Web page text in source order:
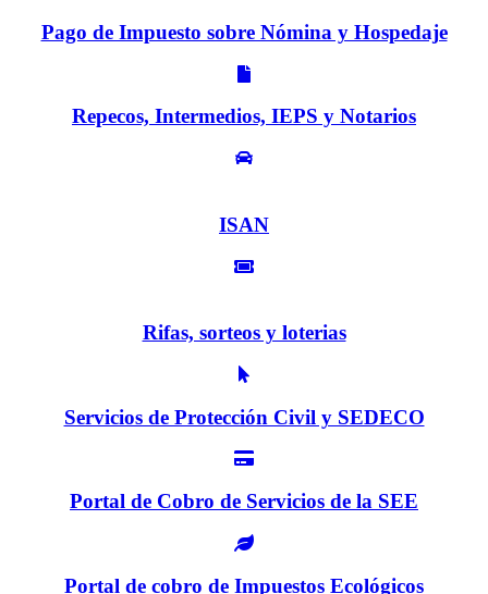
Pago de Impuesto sobre Nómina y Hospedaje
Repecos, Intermedios, IEPS y Notarios
ISAN
Rifas, sorteos y loterias
Servicios de Protección Civil y SEDECO
Portal de Cobro de Servicios de la SEE
Portal de cobro de Impuestos Ecológicos